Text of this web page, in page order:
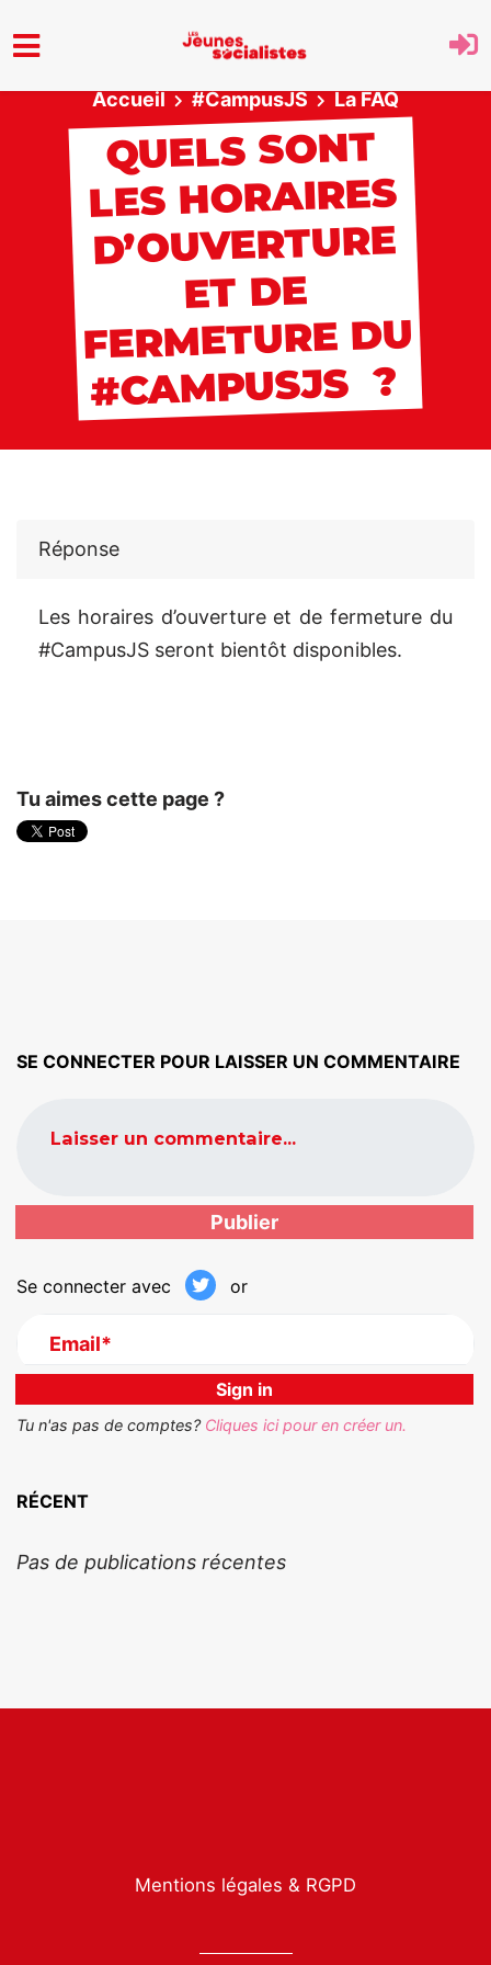
Accueil
#CampusJS La FAQ
QUELS SONT
LES HORAIRES
D’OUVERTURE
ET DE
FERMETURE DU
#CAMPUSJS ?
Réponse
Les horaires d’ouverture et de fermeture du
#CampusJS seront bientôt disponibles.
Tu aimes cette page ?
SE CONNECTER POUR LAISSER UN COMMENTAIRE
Laisser un commentaire...
Se connecter avec or
Email*
Tu n'as pas de comptes? Cliques ici pour en créer un.
RÉCENT
Pas de publications récentes
Mentions légales & RGPD